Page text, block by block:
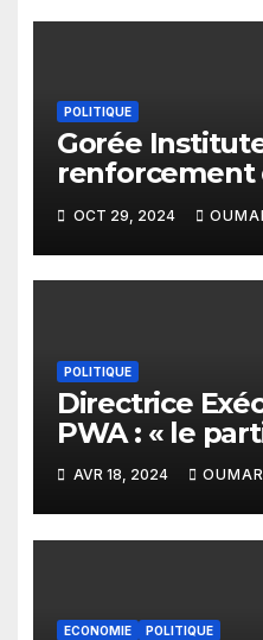
POLITIQUE
Gorée
renforcement
collaboration
la CEDEAO en
démocratie et
gouvernance
OCT 29, 2024
POLITIQUE
Directrice
PWA : « le
coalition sont
»
AVR 18, 2024 OUMAR
ECONOMIE POLITIQUE